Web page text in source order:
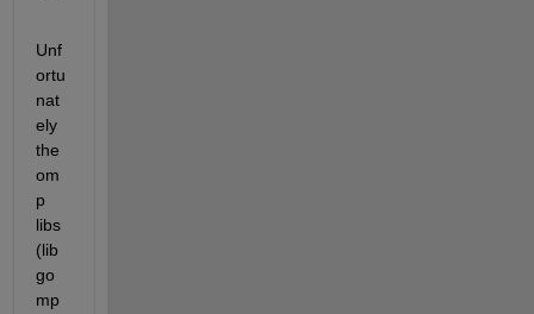
Unf
ortu
nat
ely
the
om
p
libs
(lib
go
mp